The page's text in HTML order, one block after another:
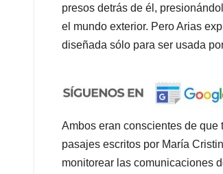
presos detrás de él,
el mundo exterior. Pero Arias
diseñada sólo para ser usada
Ambos eran conscientes de que
pasajes escritos por María
monitorear las comunicaciones